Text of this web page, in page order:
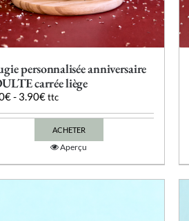
personnalisée anniversaire
carrée liège
€- 3.90€ ttc
ACHETER
Ce
produit
a
plusieurs
Aperçu